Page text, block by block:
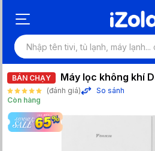
BÁN CHẠY Máy lọc không khí
(đánh giá)
So sánh
Còn hàng